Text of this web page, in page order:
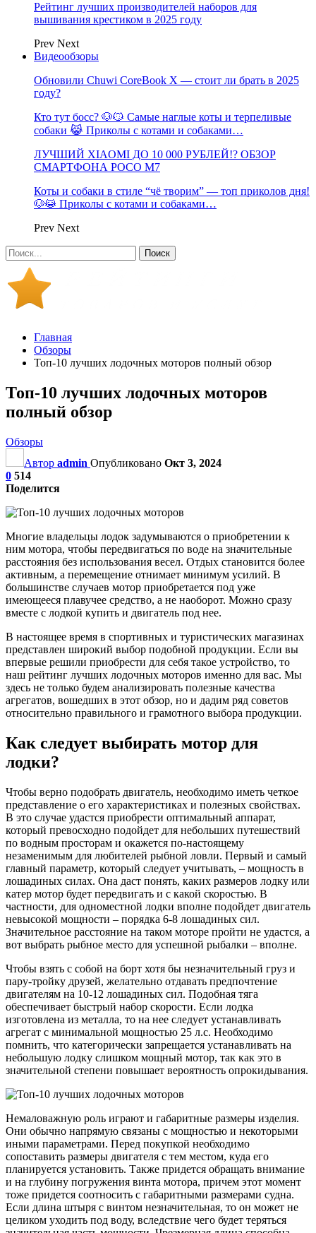
Рейтинг лучших производителей наборов для
вышивания крестиком в 2025 году
Prev Next
Видеообзоры
Обновили Chuwi CoreBook X — стоит ли брать в 2025
году?
Кто тут босс? 🐶😼 Самые наглые коты и терпеливые
собаки 😹 Приколы с котами и собаками…
ЛУЧШИЙ XIAOMI ДО 10 000 РУБЛЕЙ!? ОБЗОР
СМАРТФОНА POCO M7
Коты и собаки в стиле “чё творим” — топ приколов дня!
🐶😹 Приколы с котами и собаками…
Prev Next
Главная
Обзоры
Топ-10 лучших лодочных моторов полный обзор
Топ-10 лучших лодочных моторов
полный обзор
Обзоры
Автор admin Опубликовано Окт 3, 2024
0 514
Поделится
Многие владельцы лодок задумываются о приобретении к
ним мотора, чтобы передвигаться по воде на значительные
расстояния без использования весел. Отдых становится более
активным, а перемещение отнимает минимум усилий. В
большинстве случаев мотор приобретается под уже
имеющееся плавучее средство, а не наоборот. Можно сразу
вместе с лодкой купить и двигатель под нее.
В настоящее время в спортивных и туристических магазинах
представлен широкий выбор подобной продукции. Если вы
впервые решили приобрести для себя такое устройство, то
наш рейтинг лучших лодочных моторов именно для вас. Мы
здесь не только будем анализировать полезные качества
агрегатов, вошедших в этот обзор, но и дадим ряд советов
относительно правильного и грамотного выбора продукции.
Как следует выбирать мотор для
лодки?
Чтобы верно подобрать двигатель, необходимо иметь четкое
представление о его характеристиках и полезных свойствах.
В это случае удастся приобрести оптимальный аппарат,
который превосходно подойдет для небольших путешествий
по водным просторам и окажется по-настоящему
незаменимым для любителей рыбной ловли. Первый и самый
главный параметр, который следует учитывать, – мощность в
лошадиных силах. Она даст понять, каких размеров лодку или
катер мотор будет передвигать и с какой скоростью. В
частности, для одноместной лодки вполне подойдет двигатель
невысокой мощности – порядка 6-8 лошадиных сил.
Значительное расстояние на таком моторе пройти не удастся, а
вот выбрать рыбное место для успешной рыбалки – вполне.
Чтобы взять с собой на борт хотя бы незначительный груз и
пару-тройку друзей, желательно отдавать предпочтение
двигателям на 10-12 лошадиных сил. Подобная тяга
обеспечивает быстрый набор скорости. Если лодка
изготовлена из металла, то на нее следует устанавливать
агрегат с минимальной мощностью 25 л.с. Необходимо
помнить, что категорически запрещается устанавливать на
небольшую лодку слишком мощный мотор, так как это в
значительной степени повышает вероятность опрокидывания.
Немаловажную роль играют и габаритные размеры изделия.
Они обычно напрямую связаны с мощностью и некоторыми
иными параметрами. Перед покупкой необходимо
сопоставить размеры двигателя с тем местом, куда его
планируется установить. Также придется обращать внимание
и на глубину погружения винта мотора, причем этот момент
тоже придется соотносить с габаритными размерами судна.
Если длина штыря с винтом незначительная, то он может не
целиком уходить под воду, вследствие чего будет теряться